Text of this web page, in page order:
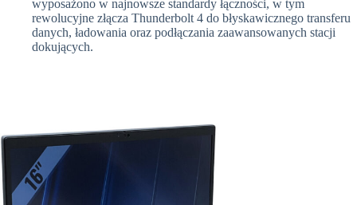
wyposażono w najnowsze standardy łączności, w tym
rewolucyjne złącza Thunderbolt 4 do błyskawicznego transferu
danych, ładowania oraz podłączania zaawansowanych stacji
dokujących.